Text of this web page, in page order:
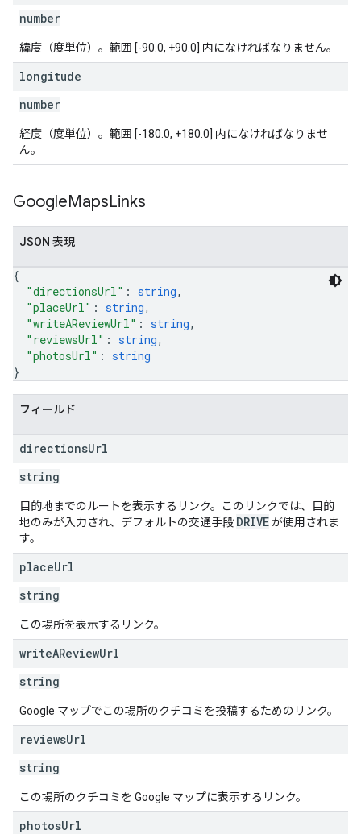
number
緯度（度単位）。範囲 [-90.0, +90.0] 内になければなりません。
longitude
number
経度（度単位）。範囲 [-180.0, +180.0] 内になければなりませ
ん。
GoogleMapsLinks
JSON 表現
{
"directionsUrl" : string,
"placeUrl" : string,
"writeAReviewUrl" : string,
"reviewsUrl" : string,
"photosUrl" : string
}
フィールド
directionsUrl
string
目的地までのルートを表示するリンク。このリンクでは、目的
地のみが入力され、デフォルトの交通手段 DRIVEが使用されま
す。
placeUrl
string
この場所を表示するリンク。
writeAReviewUrl
string
Google マップでこの場所のクチコミを投稿するためのリンク。
reviewsUrl
string
この場所のクチコミを Google マップに表示するリンク。
photosUrl